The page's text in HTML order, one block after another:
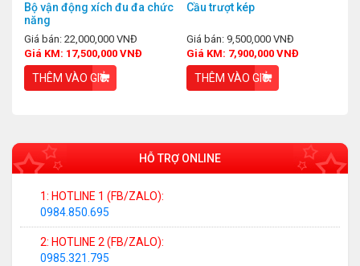
HỖ TRỢ ONLINE
1: HOTLINE 1 (FB/ZALO):
0984.850.695
2: HOTLINE 2 (FB/ZALO):
0985.321.795
Bộ vận động xích đu đa chức
năng
Giá bán: 22,000,000 VNĐ
Giá KM: 17,500,000 VNĐ
THÊM VÀO GIỎ
Cầu trượt kép
Giá bán: 9,500,000 VNĐ
Giá KM: 7,900,000 VNĐ
THÊM VÀO GIỎ